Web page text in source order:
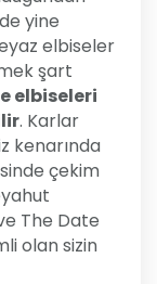
yine
elbiseler
şart
elbiseleri
. Karlar
kenarında
çekim
The Date
olan sizin